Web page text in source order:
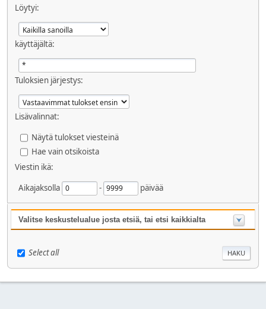
Löytyi:
käyttäjältä:
Tuloksien järjestys:
Lisävalinnat:
Näytä tulokset viesteinä
Hae vain otsikoista
Viestin ikä:
Aikajaksolla
- päivää
Valitse keskustelualue josta etsiä, tai etsi kaikkialta
Select all